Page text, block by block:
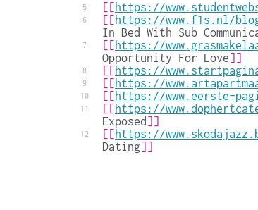
5
6
7
8
9
10
11
12
[[https://
[[https://www.f1s.nl/
In Bed With Sub
[[https://
Opportunity For Love]]
[[https://
[[https://
[[https://www.eerste-
[[https://
Exposed ]]
[[https://
Dating]]